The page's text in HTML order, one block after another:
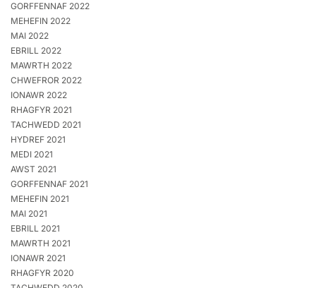
GORFFENNAF 2022
MEHEFIN 2022
MAI 2022
EBRILL 2022
MAWRTH 2022
CHWEFROR 2022
IONAWR 2022
RHAGFYR 2021
TACHWEDD 2021
HYDREF 2021
MEDI 2021
AWST 2021
GORFFENNAF 2021
MEHEFIN 2021
MAI 2021
EBRILL 2021
MAWRTH 2021
IONAWR 2021
RHAGFYR 2020